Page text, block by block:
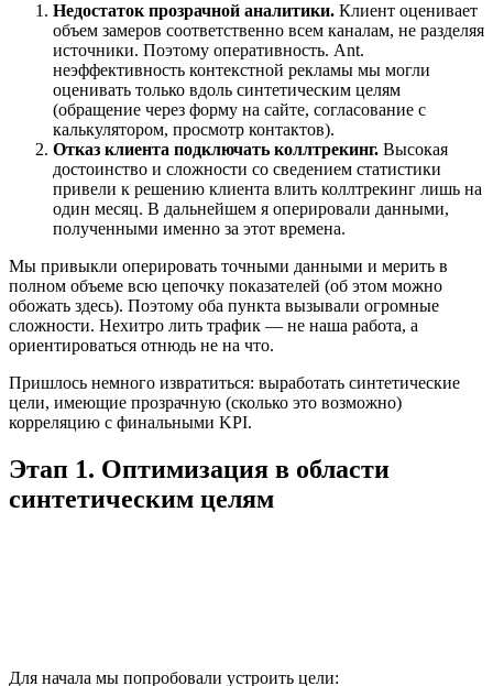
Недостаток прозрачной аналитики. Клиент оценивает
объем замеров соответственно всем каналам, не разделяя
источники. Поэтому оперативность. Ant.
неэффективность контекстной рекламы мы могли
оценивать только вдоль синтетическим целям
(обращение через форму на сайте, согласование с
калькулятором, просмотр контактов).
Отказ клиента подключать коллтрекинг. Высокая
достоинство и сложности со сведением статистики
привели к решению клиента влить коллтрекинг лишь на
один месяц. В дальнейшем я оперировали данными,
полученными именно за этот времена.
Мы привыкли оперировать точными данными и мерить в
полном объеме всю цепочку показателей (об этом можно
обожать здесь). Поэтому оба пункта вызывали огромные
сложности. Нехитро лить трафик — не наша работа, а
ориентироваться отнюдь не на что.
Пришлось немного извратиться: выработать синтетические
цели, имеющие прозрачную (сколько это возможно)
корреляцию с финальными KPI.
Этап 1. Оптимизация в области
синтетическим целям
Для начала мы попробовали устроить цели: